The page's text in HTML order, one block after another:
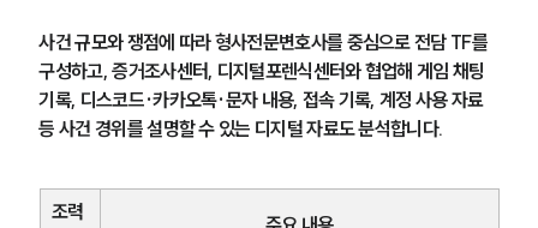
사건 규모와 쟁점에 따라 형사전문변호사를 중심으로 전담 TF를
구성하고, 증거조사센터, 디지털포렌식센터와 협업해 게임 채팅
기록, 디스코드·카카오톡·문자 내용, 접속 기록, 계정 사용 자료
등 사건 경위를 설명할 수 있는 디지털 자료도 분석합니다.
조력